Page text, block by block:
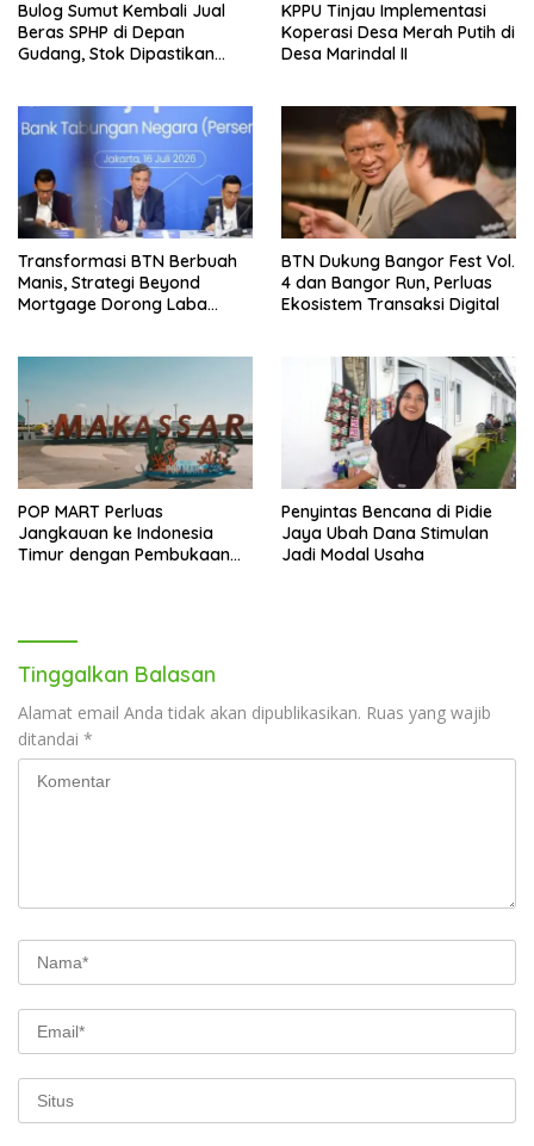
Bulog Sumut Kembali Jual
Beras SPHP di Depan
Gudang, Stok Dipastikan
KPPU Tinjau Implementasi
Koperasi Desa Merah Putih di
Desa Marindal II
Transformasi BTN Berbuah
Manis, Strategi Beyond
Mortgage Dorong Laba
BTN Dukung Bangor Fest Vol.
4 dan Bangor Run, Perluas
Ekosistem Transaksi Digital
POP MART Perluas
Jangkauan ke Indonesia
Timur dengan Pembukaan
Penyintas Bencana di Pidie
Jaya Ubah Dana Stimulan
Jadi Modal Usaha
Tinggalkan Balasan
Alamat email Anda tidak akan dipublikasikan. Ruas yang wajib
ditandai *